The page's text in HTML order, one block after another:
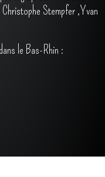
Christophe Stempfer ,Yvan
le Bas-Rhin :